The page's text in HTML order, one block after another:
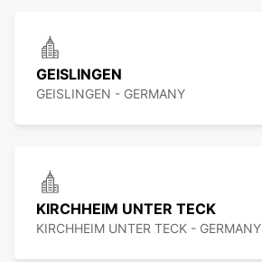
GEISLINGEN
GEISLINGEN - GERMANY
KIRCHHEIM UNTER TECK
KIRCHHEIM UNTER TECK - GERMANY